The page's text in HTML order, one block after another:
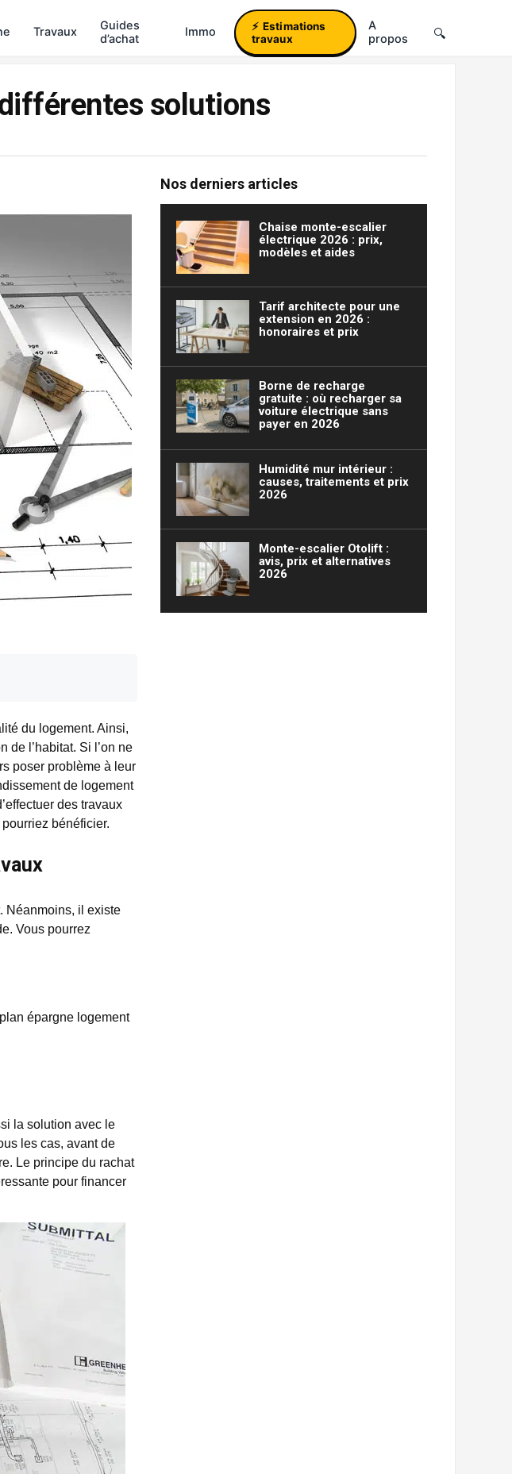
Travaux
Guides
d’achat
Immo
Estimations
travaux
A
propos
solutions
du logement. Ainsi,
de l’habitat. Si l’on ne
poser problème à leur
de logement
des travaux
bénéficier.
Néanmoins, il existe
Vous pourrez
épargne logement
la solution avec le
les cas, avant de
Le principe du rachat
pour financer
Nos derniers articles
Chaise monte-escalier
électrique 2026 : prix,
modèles et aides
Tarif architecte pour une
extension en 2026 :
honoraires et prix
Borne de recharge
gratuite : où recharger sa
voiture électrique sans
payer en 2026
Humidité mur intérieur :
causes, traitements et prix
2026
Monte-escalier Otolift :
avis, prix et alternatives
2026